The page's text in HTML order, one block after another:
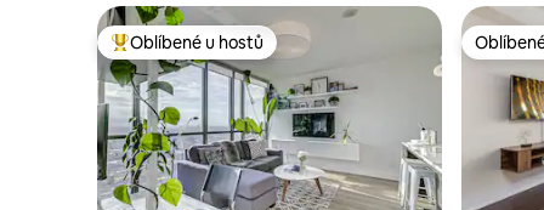
Nejlepší v kategorii Oblíbené u hostů
Oblíbené u hostů